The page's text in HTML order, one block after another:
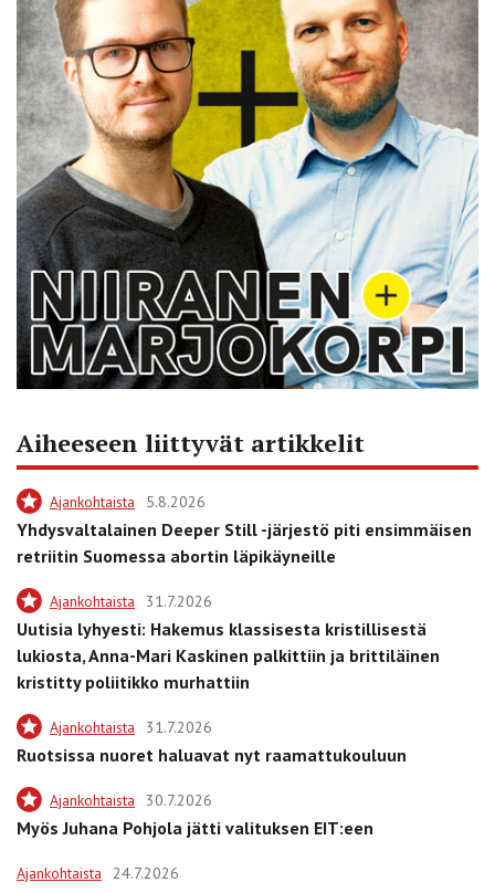
Aiheeseen liittyvät artikkelit
Ajankohtaista 5.8.2026
Yhdysvaltalainen Deeper Still -järjestö piti ensimmäisen
retriitin Suomessa abortin läpikäyneille
Ajankohtaista 31.7.2026
Uutisia lyhyesti: Hakemus klassisesta kristillisestä
lukiosta, Anna-Mari Kaskinen palkittiin ja brittiläinen
kristitty poliitikko murhattiin
Ajankohtaista 31.7.2026
Ruotsissa nuoret haluavat nyt raamattukouluun
Ajankohtaista 30.7.2026
Myös Juhana Pohjola jätti valituksen EIT:een
Ajankohtaista 24.7.2026